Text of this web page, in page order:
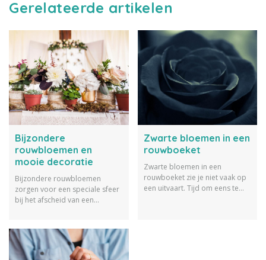
Gerelateerde artikelen
Bijzondere
rouwbloemen en
mooie decoratie
Bijzondere rouwbloemen
zorgen voor een speciale sfeer
bij het afscheid van een
rouwboeket al?
Zwarte bloemen in een
rouwboeket
Zwarte bloemen in een
rouwboeket zie je niet vaak op
een uitvaart. Tijd om eens te